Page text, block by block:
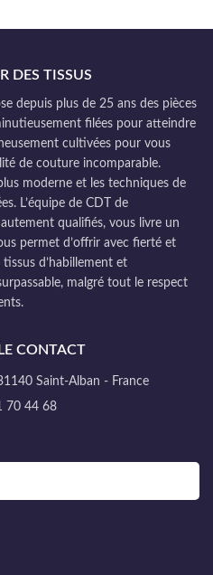
DES TISSUS
depuis plus de 25 ans des pièces
filées pour atteindre
cultivées pour vous
de couture incomparable.
moderne et les techniques de
L’équipe de CDT de
qualifiés, vous livre un
permet d’offrir avec fierté et
d’habillement et
malgré tout le respect
CONTACT
Saint-Alban - France
70 44 68